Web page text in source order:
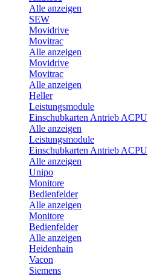
Alle anzeigen
SEW
Movidrive
Movitrac
Alle anzeigen
Movidrive
Movitrac
Alle anzeigen
Heller
Leistungsmodule
Einschubkarten Antrieb ACPU
Alle anzeigen
Leistungsmodule
Einschubkarten Antrieb ACPU
Alle anzeigen
Unipo
Monitore
Bedienfelder
Alle anzeigen
Monitore
Bedienfelder
Alle anzeigen
Heidenhain
Vacon
Siemens